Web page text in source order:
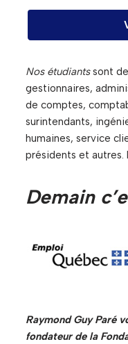
Nos étudiantssont
gestionnaires,
de comptes,
surintendants,
humaines, service
présidents et autres.
Demain
Raymond Guy Paré
fondateur de la